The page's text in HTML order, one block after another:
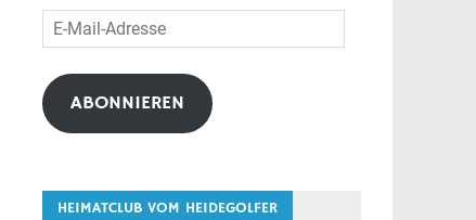
E-
Mail-
Adresse
ABONNIEREN
HEIMATCLUB VOM HEIDEGOLFER